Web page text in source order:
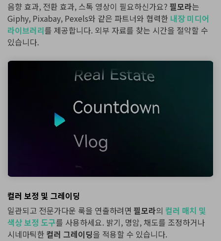
음향 효과, 전환 효과, 스톡 영상이 필요하신가요? 필모라는
Giphy, Pixabay, Pexels와 같은 파트너와 협력한 내장 미디어
라이브러리를 제공합니다. 외부 자료를 찾는 시간을 절약할 수
있습니다.
컬러 보정 및 그레이딩
일관되고 전문가다운 룩을 연출하려면 필모라의 컬러 매치 및
색상 보정 도구를 사용하세요. 밝기, 명암, 채도를 조정하거나
시네마틱한 컬러 그레이딩을 적용할 수 있습니다.